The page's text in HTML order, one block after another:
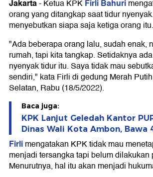
Jakarta-Ketua KPKFirli Bahuri
orang yang ditangkap saat tidur
menyebutkan siapa saja ketiga orang itu.
"Ada beberapa orang lalu, sudah enak,
rumah, tapi kita tangkap. Setidaknya
nyenyak tidur itu. Saya tidak mau
sendiri," kata Firli di gedung Merah
Selatan, Rabu (18/5/2022).
Baca juga:
KPK Lanjut Geledah Kantor
Dinas Wali Kota Ambon, Bawa
Firlimengatakan KPK tidak mau
menjadi tersangka tapi belum dilakukan
Menurutnya, hal itu akan menjadi